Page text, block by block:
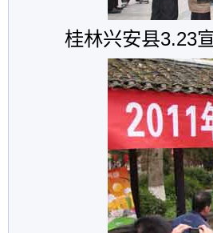
桂林兴安县3.23